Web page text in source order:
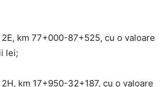
km 77+000-87+525, cu o valoare
lei;
km 17+950-32+187, cu o valoare